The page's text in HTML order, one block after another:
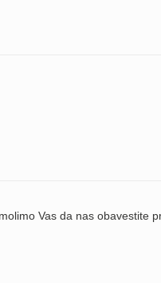
Vas da nas obavestite